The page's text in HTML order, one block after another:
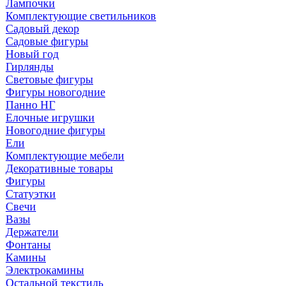
Лампочки
Комплектующие светильников
Садовый декор
Садовые фигуры
Новый год
Гирлянды
Световые фигуры
Фигуры новогодние
Панно НГ
Елочные игрушки
Новогодние фигуры
Ели
Комплектующие мебели
Декоративные товары
Фигуры
Статуэтки
Свечи
Вазы
Держатели
Фонтаны
Камины
Электрокамины
Остальной текстиль